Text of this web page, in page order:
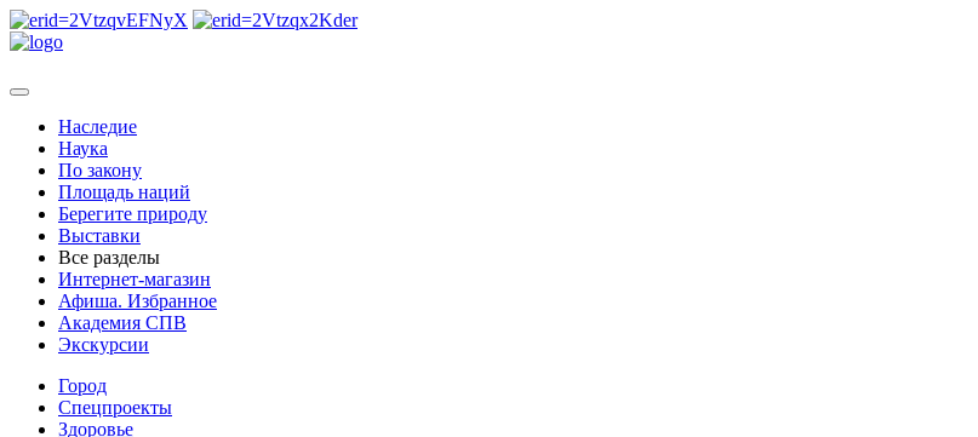
Наследие
Наука
По закону
Площадь наций
Берегите природу
Выставки
Все разделы
Интернет-магазин
Афиша. Избранное
Академия СПВ
Экскурсии
Город
Спецпроекты
Здоровье